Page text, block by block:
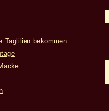
Taglilien bekommen